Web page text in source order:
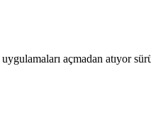
açmadan atıyor